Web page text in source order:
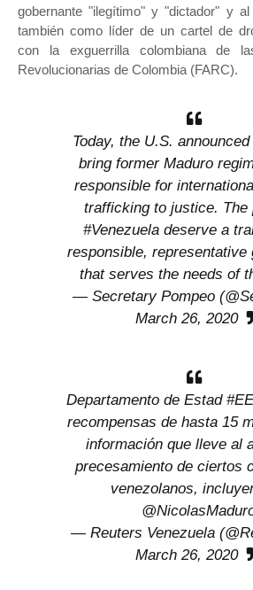
gobernante "ilegítimo" y "dictador" y
también como líder de un cartel de
con la exguerrilla colombiana de
Revolucionarias de Colombia (FARC).
Today, the U.S.
bring former Maduro
responsible for
trafficking to justice. The
#Venezuela deserve a
responsible, representative
that serves the needs of
— Secretary Pompeo
March 26, 2020
Departamento de Estad
recompensas de hasta 15
información que lleve al
precesamiento de ciertos
venezolanos,
— Reuters Venezuela
March 26, 2020